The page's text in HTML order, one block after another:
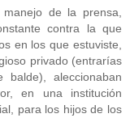
de la prensa,
contra la que
en los que estuviste,
privado (entrarías
aleccionaban
en una institución
para los hijos de los